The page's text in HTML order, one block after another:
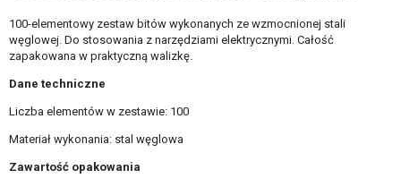
100-elementowy zestaw bitów wykonanych ze wzmocnionej stali
węglowej. Do stosowania z narzędziami elektrycznymi. Całość
zapakowana w praktyczną walizkę.
Dane techniczne
Liczba elementów w zestawie: 100
Materiał wykonania: stal węglowa
Zawartość opakowania